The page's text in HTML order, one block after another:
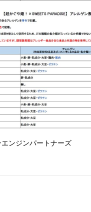
ンジンパートナーズ